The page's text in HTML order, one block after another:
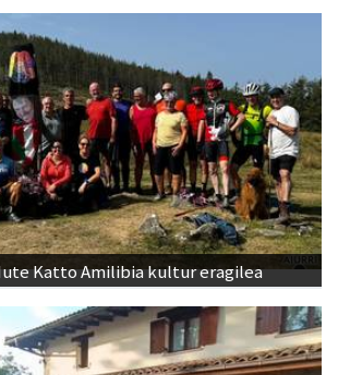
Katto Amilibia kultur eragilea